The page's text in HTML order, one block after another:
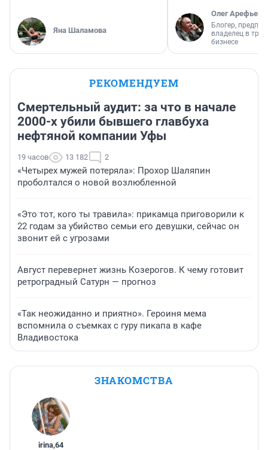
Яна Шаламова
Олег Арефьев
Блогер,
владелец в
бизнесе
РЕКОМЕНДУЕМ
Смертельный аудит: за что в начале
2000-х убили бывшего главбуха
нефтяной компании Уфы
19 часов 13 182 2
«Четырех мужей потеряла»: Прохор Шаляпин
проболтался о новой возлюбленной
«Это тот, кого ты травила»: прикамца приговорили к
22 годам за убийство семьи его девушки, сейчас он
звонит ей с угрозами
Август перевернет жизнь Козерогов. К чему готовит
ретроградный Сатурн — прогноз
«Так неожиданно и приятно». Героиня мема
вспомнила о съемках с гуру пикапа в кафе
Владивостока
ЗНАКОМСТВА
irina,64